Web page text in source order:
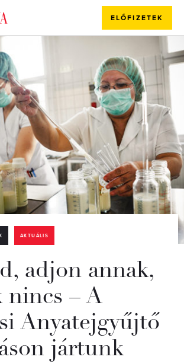
ELŐFIZETEK
AKTUÁLIS
adjon annak,
nincs – A
Anyatejgyűjtő
jártunk